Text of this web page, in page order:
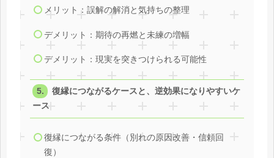
メリット：誤解の解消と気持ちの整理
デメリット：期待の再燃と未練の増幅
デメリット：現実を突きつけられる可能性
復縁につながるケースと、逆効果になりやすいケ
ース
復縁につながる条件（別れの原因改善・信頼回
復）